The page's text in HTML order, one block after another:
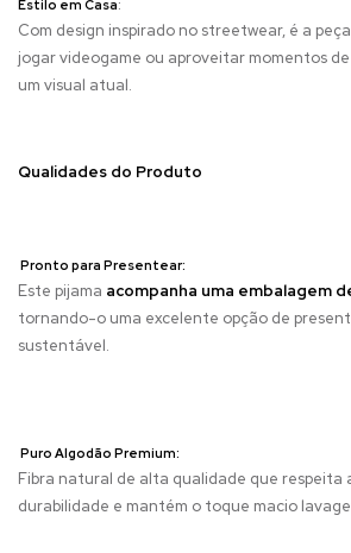
Estilo em Casa:
Com design inspirado no streetwear, é a
jogar videogame ou aproveitar momentos
um visual atual.
Qualidades do Produto
Pronto para Presentear:
Este pijama acompanha uma embalagem
tornando-o uma excelente opção de
sustentável.
Puro Algodão Premium:
Fibra natural de alta qualidade que respeita
durabilidade e mantém o toque macio